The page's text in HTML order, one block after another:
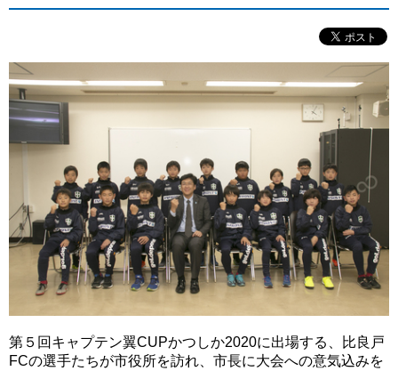
第５回キャプテン翼CUPかつしか2020に出場する、比良戸
FCの選手たちが市役所を訪れ、市長に大会への意気込みを